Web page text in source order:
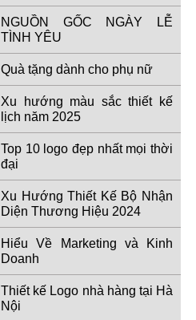
NGUỒN GỐC NGÀY LỄ
TÌNH YÊU
Quà tặng dành cho phụ nữ
Xu hướng màu sắc thiết kế
lịch năm 2025
Top 10 logo đẹp nhất mọi thời
đại
Xu Hướng Thiết Kế Bộ Nhận
Diện Thương Hiệu 2024
Hiểu Về Marketing và Kinh
Doanh
Thiết kế Logo nhà hàng tại Hà
Nội